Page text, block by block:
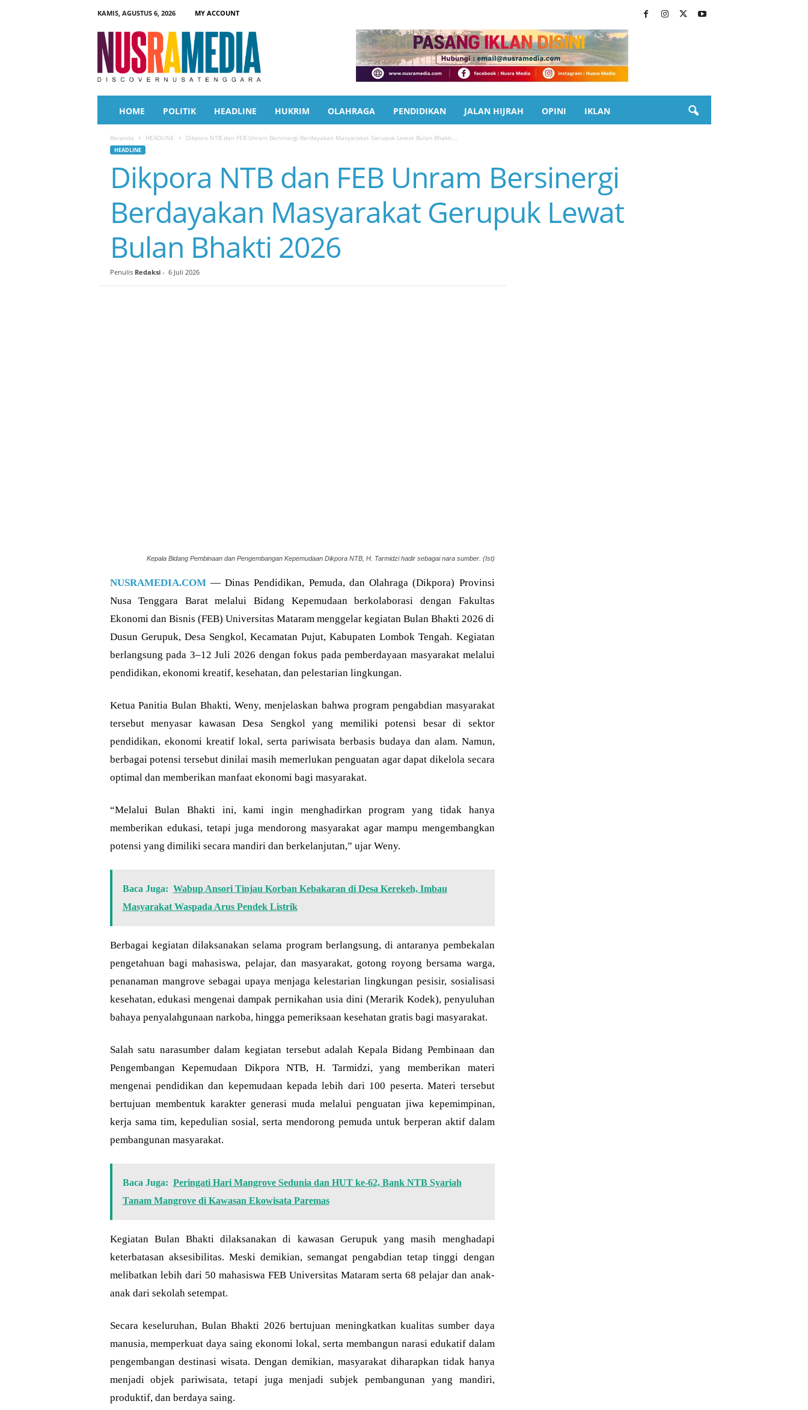
KAMIS, AGUSTUS 6, 2026
MY ACCOUNT
a
HOME POLITIK HEADLINE HUKRIM OLAHRAGA PENDIDIKAN JALAN HIJRAH OPINI IKLAN
Beranda HEADLINE Dikpora NTB dan FEB Unram Bersinergi Berdayakan Masyarakat Gerupuk Lewat Bulan Bhakti...
HEADLINE
Dikpora NTB dan FEB Unram Bersinergi
Berdayakan Masyarakat Gerupuk Lewat
Bulan Bhakti 2026
Penulis Redaksi- 6 Juli 2026
Kepala Bidang Pembinaan dan Pengembangan Kepemudaan Dikpora NTB, H. Tarmidzi hadir sebagai nara sumber. (Ist)
NUSRAMEDIA.COM— Dinas Pendidikan, Pemuda, dan Olahraga (Dikpora) Provinsi
Nusa Tenggara Barat melalui Bidang Kepemudaan berkolaborasi dengan Fakultas
Ekonomi dan Bisnis (FEB) Universitas Mataram menggelar kegiatan Bulan Bhakti 2026 di
Dusun Gerupuk, Desa Sengkol, Kecamatan Pujut, Kabupaten Lombok Tengah. Kegiatan
berlangsung pada 3–12 Juli 2026 dengan fokus pada pemberdayaan masyarakat melalui
pendidikan, ekonomi kreatif, kesehatan, dan pelestarian lingkungan.
Ketua Panitia Bulan Bhakti, Weny, menjelaskan bahwa program pengabdian masyarakat
tersebut menyasar kawasan Desa Sengkol yang memiliki potensi besar di sektor
pendidikan, ekonomi kreatif lokal, serta pariwisata berbasis budaya dan alam. Namun,
berbagai potensi tersebut dinilai masih memerlukan penguatan agar dapat dikelola secara
optimal dan memberikan manfaat ekonomi bagi masyarakat.
“Melalui Bulan Bhakti ini, kami ingin menghadirkan program yang tidak hanya
memberikan edukasi, tetapi juga mendorong masyarakat agar mampu mengembangkan
potensi yang dimiliki secara mandiri dan berkelanjutan,” ujar Weny.
Baca Juga: Wabup Ansori Tinjau Korban Kebakaran di Desa Kerekeh, Imbau
Masyarakat Waspada Arus Pendek Listrik
Berbagai kegiatan dilaksanakan selama program berlangsung, di antaranya pembekalan
pengetahuan bagi mahasiswa, pelajar, dan masyarakat, gotong royong bersama warga,
penanaman mangrove sebagai upaya menjaga kelestarian lingkungan pesisir, sosialisasi
kesehatan, edukasi mengenai dampak pernikahan usia dini (Merarik Kodek), penyuluhan
bahaya penyalahgunaan narkoba, hingga pemeriksaan kesehatan gratis bagi masyarakat.
Salah satu narasumber dalam kegiatan tersebut adalah Kepala Bidang Pembinaan dan
Pengembangan Kepemudaan Dikpora NTB, H. Tarmidzi, yang memberikan materi
mengenai pendidikan dan kepemudaan kepada lebih dari 100 peserta. Materi tersebut
bertujuan membentuk karakter generasi muda melalui penguatan jiwa kepemimpinan,
kerja sama tim, kepedulian sosial, serta mendorong pemuda untuk berperan aktif dalam
pembangunan masyarakat.
Baca Juga: Peringati Hari Mangrove Sedunia dan HUT ke-62, Bank NTB Syariah
Tanam Mangrove di Kawasan Ekowisata Paremas
Kegiatan Bulan Bhakti dilaksanakan di kawasan Gerupuk yang masih menghadapi
keterbatasan aksesibilitas. Meski demikian, semangat pengabdian tetap tinggi dengan
melibatkan lebih dari 50 mahasiswa FEB Universitas Mataram serta 68 pelajar dan anak-
anak dari sekolah setempat.
Secara keseluruhan, Bulan Bhakti 2026 bertujuan meningkatkan kualitas sumber daya
manusia, memperkuat daya saing ekonomi lokal, serta membangun narasi edukatif dalam
pengembangan destinasi wisata. Dengan demikian, masyarakat diharapkan tidak hanya
menjadi objek pariwisata, tetapi juga menjadi subjek pembangunan yang mandiri,
produktif, dan berdaya saing.